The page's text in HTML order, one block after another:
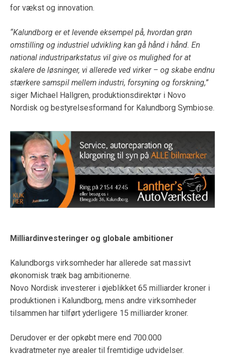
for vækst og innovation.
“Kalundborg er et levende eksempel på, hvordan grøn
omstilling og industriel udvikling kan gå hånd i hånd. En
national industriparkstatus vil give os mulighed for at
skalere de løsninger, vi allerede ved virker – og skabe endnu
stærkere samspil mellem industri, forsyning og forskning,”
siger Michael Hallgren, produktionsdirektør i Novo
Nordisk og bestyrelsesformand for Kalundborg Symbiose.
Milliardinvesteringer og globale ambitioner
Kalundborgs virksomheder har allerede sat massivt
økonomisk træk bag ambitionerne.
Novo Nordisk investerer i øjeblikket 65 milliarder kroner i
produktionen i Kalundborg, mens andre virksomheder
tilsammen har tilført yderligere 15 milliarder kroner.
Derudover er der opkøbt mere end 700.000
kvadratmeter nye arealer til fremtidige udvidelser.